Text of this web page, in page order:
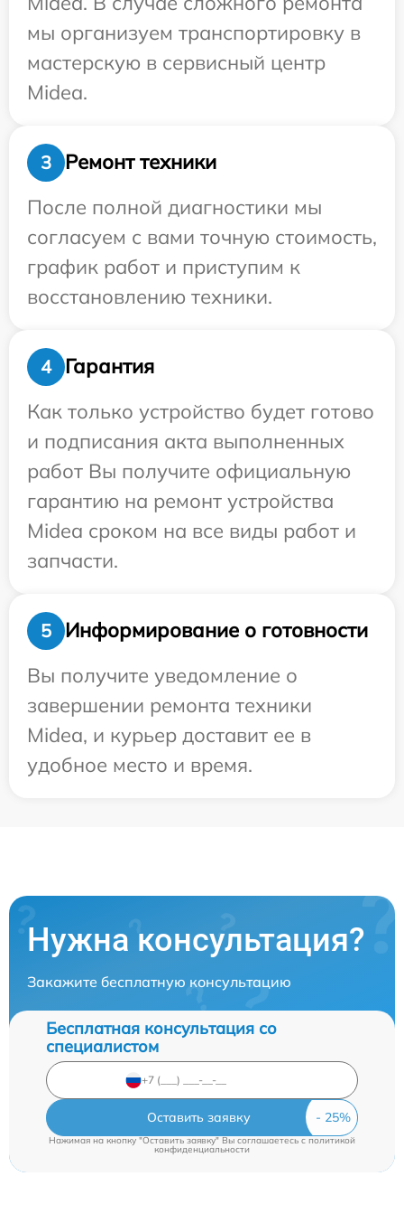
мы организуем транспортировку в
мастерскую в сервисный центр
Midea.
3
Ремонт техники
После полной диагностики мы
согласуем с вами точную стоимость,
график работ и приступим к
восстановлению техники.
4
Гарантия
Как только устройство будет готово
и подписания акта выполненных
работ Вы получите официальную
гарантию на ремонт устройства
Midea сроком на все виды работ и
запчасти.
5
Информирование о готовности
Вы получите уведомление о
завершении ремонта техники
Midea, и курьер доставит ее в
удобное место и время.
Нужна консультация?
Закажите бесплатную консультацию
Бесплатная консультация со
специалистом
Оставить заявку
Нажимая на кнопку "Оставить заявку" Вы соглашаетесь cполитикой
конфиденциальности